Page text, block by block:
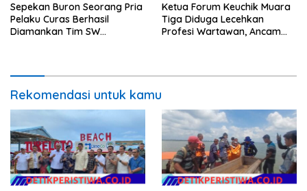
Sepekan Buron Seorang Pria
Pelaku Curas Berhasil
Diamankan Tim SW
Ketua Forum Keuchik Muara
Tiga Diduga Lecehkan
Profesi Wartawan, Ancam
Rekomendasi untuk kamu